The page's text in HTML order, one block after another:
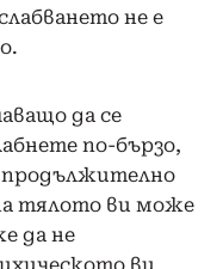
не е
да се
по-бързо,
тялото ви може
да не
ви